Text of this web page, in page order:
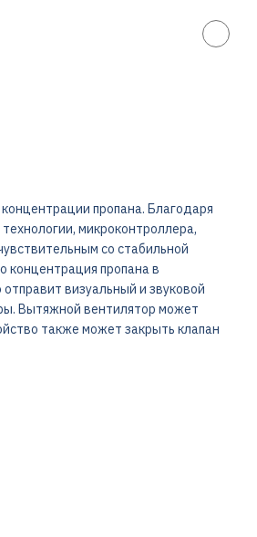
пропана. Благодаря
микроконтроллера,
со стабильной
концентрация пропана в
визуальный и звуковой
Вытяжной вентилятор может
также может закрыть клапан